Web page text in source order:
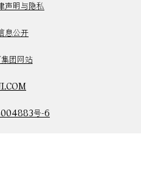
明与隐私
息公开
团网站
号-6